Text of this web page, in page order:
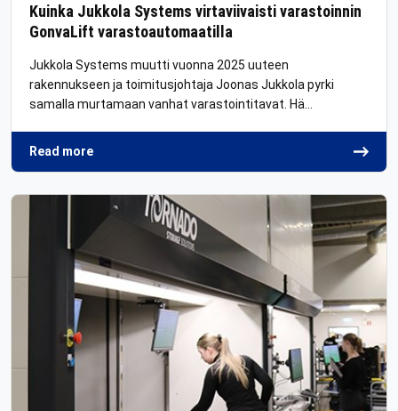
Kuinka Jukkola Systems virtaviivaisti varastoinnin
GonvaLift varastoautomaatilla
Jukkola Systems muutti vuonna 2025 uuteen
rakennukseen ja toimitusjohtaja Joonas Jukkola pyrki
samalla murtamaan vanhat varastointitavat. Hä…
Read more